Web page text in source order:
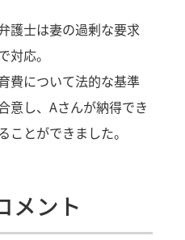
護士は妻の過剰な要求
対応。
費について法的な基準
意し、Aさんが納得でき
ことができました。
メント